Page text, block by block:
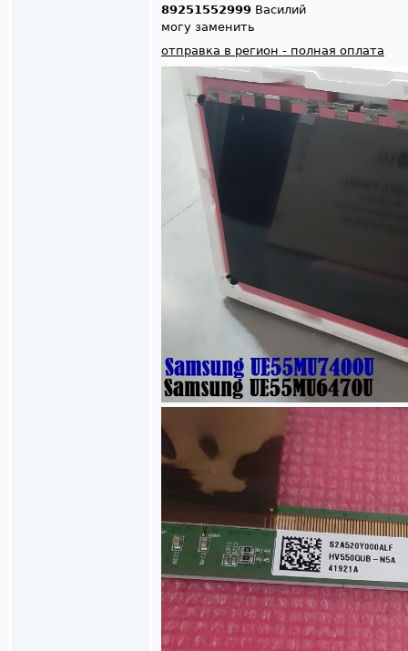
89251552999 Василий
могу заменить
отправка в регион - полная оплата